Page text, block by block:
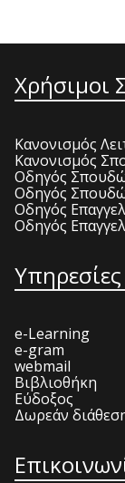
Χρήσιμοι
Κανονισμός
Κανονισμός
Οδηγός
Οδηγός
Οδηγός
Οδηγός
Υπηρεσίες
e-Learning
e-gram
webmail
Βιβλιοθήκη
Εύδοξος
Δωρεάν